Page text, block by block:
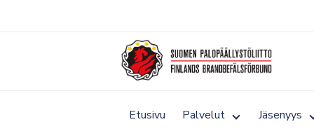
Etusivu Palvelut Toggle
submenu
Jäsenyys